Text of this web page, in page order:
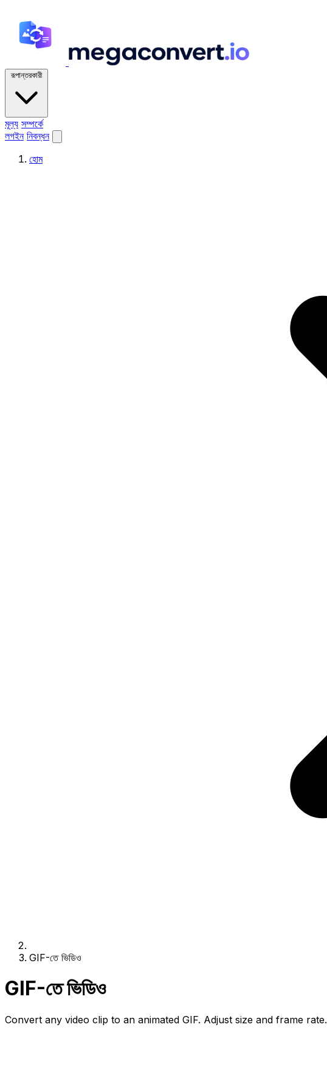
রূপান্তরকারী
মূল্য সম্পর্কে
লগইন নিবন্ধন
হোম
GIF-তে ভিডিও
GIF-তে ভিডিও
Convert any video clip to an animated GIF. Adjust size and frame rate.